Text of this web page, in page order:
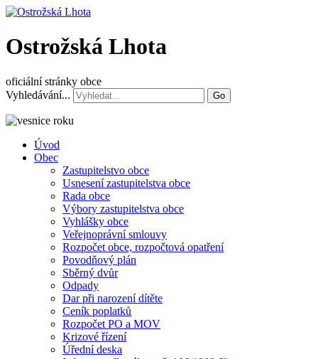
Ostrožská Lhota
oficiální stránky obce
Vyhledávání...
Go
Úvod
Obec
Zastupitelstvo obce
Usnesení zastupitelstva obce
Rada obce
Výbory zastupitelstva obce
Vyhlášky obce
Veřejnoprávní smlouvy
Rozpočet obce, rozpočtová opatření
Povodňový plán
Sběrný dvůr
Odpady
Dar při narození dítěte
Ceník poplatků
Rozpočet PO a MOV
Krizové řízení
Úřední deska